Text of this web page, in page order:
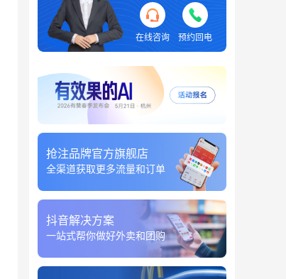
在线咨询 预约回电
抢注品牌官方旗舰店
全渠道获取更多流量和订单
抖音解决方案
一站式帮你做好外卖和团购